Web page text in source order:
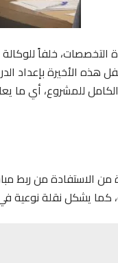
خلفاً للوكالة
2023، تقضي بتكفل هذه
للمشروع، أي ما
سيمكن ما يناهز 1500 أسرة من
كما يشكل نقلة نوعية